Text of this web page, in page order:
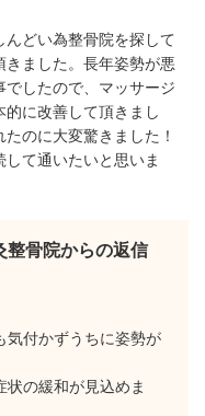
どい為整骨院を探して
ました。長年姿勢が悪
でしたので、マッサージ
に改善して頂きまし
のに大変驚きました！
て通いたいと思いま
整骨院からの返信
気付かずうちに姿勢が
状の緩和が見込めま